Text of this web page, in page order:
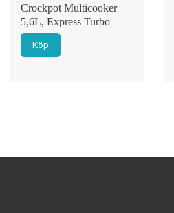
Crockpot Multicooker
5,6L, Express Turbo
Köp